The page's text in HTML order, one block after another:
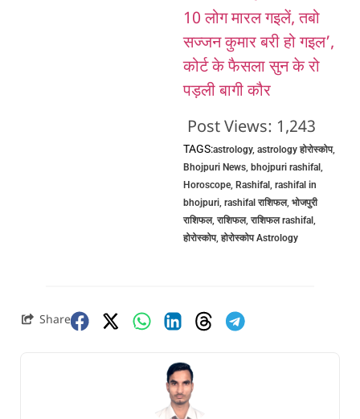
10 लोग मारल गइलें, तबो
सज्जन कुमार बरी हो गइल’,
कोर्ट के फैसला सुन के रो
पड़ली बागी कौर
Post Views: 1,243
TAGS:astrology, astrology होरोस्कोप,
Bhojpuri News, bhojpuri rashifal,
Horoscope, Rashifal, rashifal in
bhojpuri, rashifal राशिफल, भोजपुरी
राशिफल, राशिफल, राशिफल rashifal,
होरोस्कोप, होरोस्कोप Astrology
Share